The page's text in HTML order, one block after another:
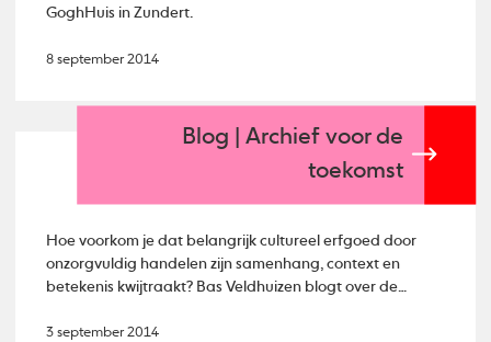
GoghHuis in Zundert.
8 september 2014
Blog | Archief voor de
toekomst
Hoe voorkom je dat belangrijk cultureel erfgoed door
onzorgvuldig handelen zijn samenhang, context en
betekenis kwijtraakt? Bas Veldhuizen blogt over de
3 september 2014